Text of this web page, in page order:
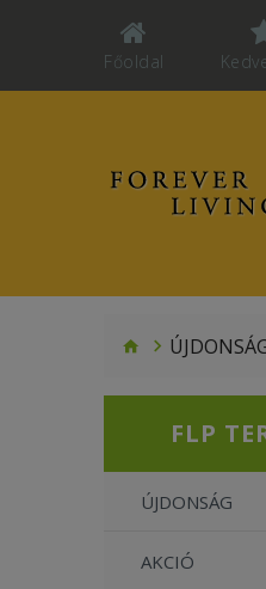
Főoldal
FLP
ÚJDONSÁG
AKCIÓ